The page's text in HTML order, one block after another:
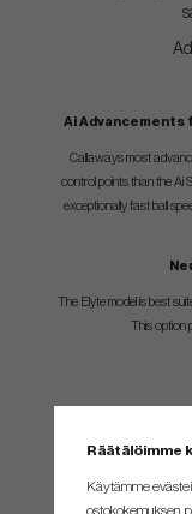
Ai Advancements
Callaways most
control points than the Ai
exceptionally fast ball
The Elyte model is best
This
HYB3 - 19°
Räätälöimme
Käytämme
ostokokemuksen,